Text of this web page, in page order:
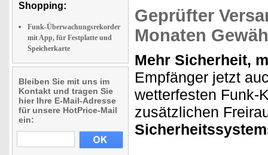
Shopping:
Funk-Überwachungsrekorder
mit App, für Festplatte und
Speicherkarte
Bleiben Sie mit uns im
Kontakt und tragen Sie
hier Ihre E-Mail-Adresse
für unsere HotPrice-Mail
ein:
Geprüfter
Monaten
Mehr Sicherheit,
Empfänger jetzt
wetterfesten Funk-
zusätzlichen